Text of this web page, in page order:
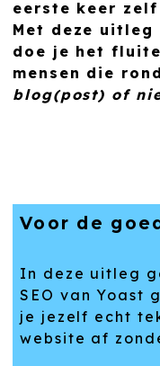
eerste keer
Met deze
doe je het
mensen die
blog(post) of
Voor de
In deze uitleg
SEO van Yoast
je jezelf echt
website af